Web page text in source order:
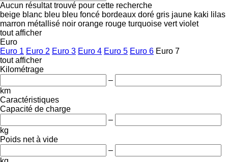
Aucun résultat trouvé pour cette recherche
beige blanc bleu bleu foncé bordeaux doré gris jaune kaki lilas
marron métallisé noir orange rouge turquoise vert violet
tout afficher
Euro
Euro 1 Euro 2 Euro 3 Euro 4 Euro 5 Euro 6 Euro 7
tout afficher
Kilométrage
–
km
Caractéristiques
Capacité de charge
–
kg
Poids net à vide
–